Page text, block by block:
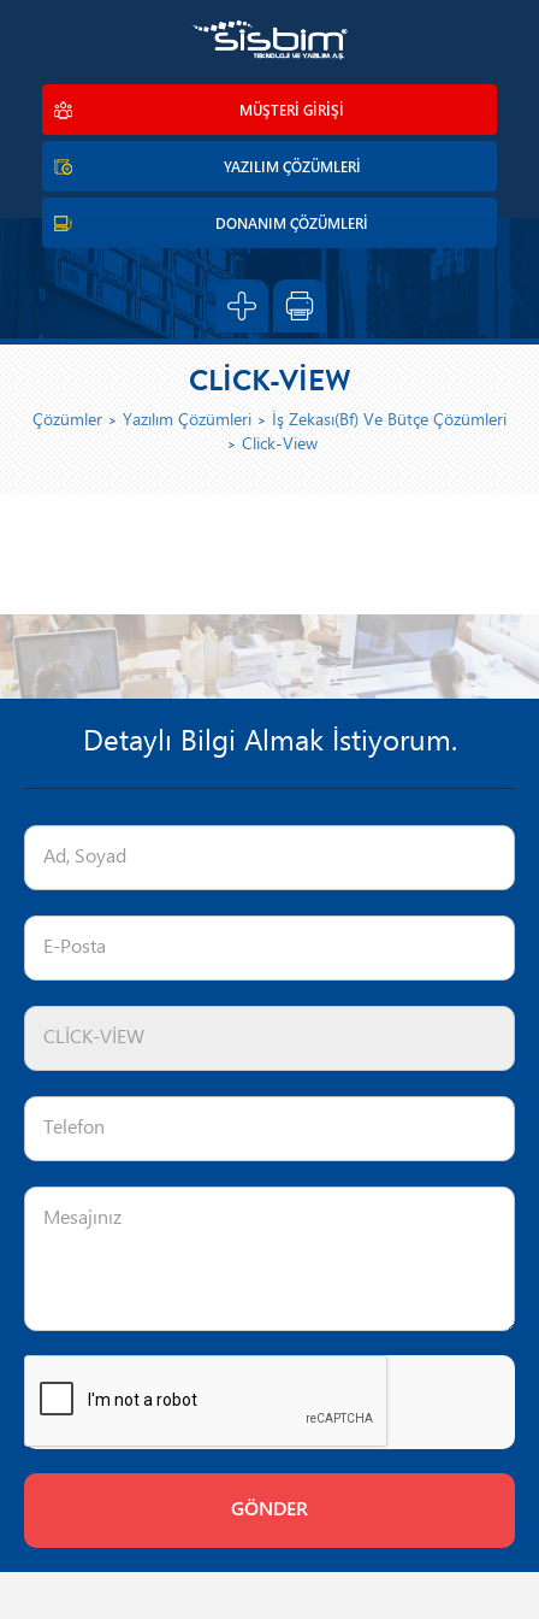
MÜŞTERİ GİRİŞİ
YAZILIM ÇÖZÜMLERİ
DONANIM ÇÖZÜMLERİ
CLİCK-VİEW
Çözümler Yazılım Çözümleri
İş Zekası(Bf) Ve Bütçe Çözümleri
Click-View
Detaylı Bilgi Almak İstiyorum.